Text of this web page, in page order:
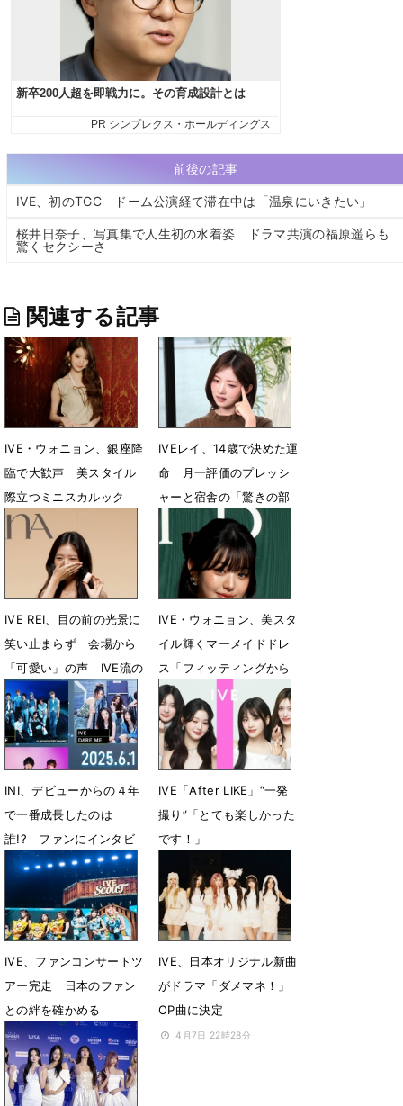
前後の記事
IVE、初のTGC ドーム公演経て滞在中は「温泉にいきたい」
桜井日奈子、写真集で人生初の水着姿 ドラマ共演の福原遥らも
驚くセクシーさ
関連する記事
IVE・ウォニョン、銀座降
臨で大歓声 美スタイル
際立つミニスカルック
5月17日 07時59分
IVEレイ、14歳で決めた運
命 月一評価のプレッシ
ャーと宿舎の「驚きの部
屋割り」
5月15日 15時31分
IVE REI、目の前の光景に
笑い止まらず 会場から
「可愛い」の声 IVE流の
メイクを伝授
9月22日 17時27分
IVE・ウォニョン、美スタ
イル輝くマーメイドドレ
ス「フィッティングから
ドキドキ」
9月17日 09時28分
INI、デビューからの４年
で一番成長したのは
誰!? ファンにインタビ
ューを実施
6月13日 15時15分
IVE「After LIKE」“一発
撮り”「とても楽しかった
です！」
6月2日 22時59分
IVE、ファンコンサートツ
アー完走 日本のファン
との絆を確かめる
5月1日 09時49分
IVE、日本オリジナル新曲
がドラマ「ダメマネ！」
OP曲に決定
4月7日 22時28分